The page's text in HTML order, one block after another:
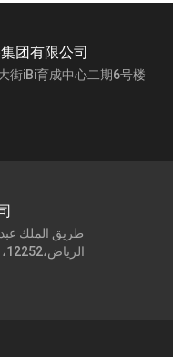
团有限公司
街iBi育成中心二期6号楼
الرياض،12252، المملكة العربية السعودية